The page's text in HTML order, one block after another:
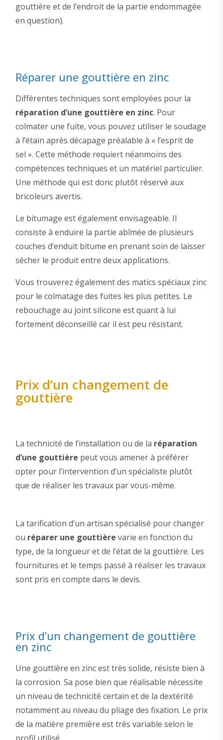
gouttière et de l’endroit de la partie endommagée
en question).
Réparer une gouttière en zinc
Différentes techniques sont employées pour la
réparation d’une gouttière en zinc. Pour
colmater une fuite, vous pouvez utiliser le soudage
à l’étain après décapage préalable à « l’esprit de
sel ». Cette méthode requiert néanmoins des
compétences techniques et un matériel particulier.
Une méthode qui est donc plutôt réservé aux
bricoleurs avertis.
Le bitumage est également envisageable. Il
consiste à enduire la partie abîmée de plusieurs
couches d’enduit bitume en prenant soin de laisser
sécher le produit entre deux applications.
Vous trouverez également des matics spéciaux zinc
pour le colmatage des fuites les plus petites. Le
rebouchage au joint silicone est quant à lui
fortement déconseillé car il est peu résistant.
Prix d’un changement de
gouttière
La technicité de l’installation ou de la réparation
d’une gouttière peut vous amener à préférer
opter pour l’intervention d’un spécialiste plutôt
que de réaliser les travaux par vous-même.
La tarification d’un artisan spécialisé pour changer
ou réparer une gouttière varie en fonction du
type, de la longueur et de l’état de la gouttière. Les
fournitures et le temps passé à réaliser les travaux
sont pris en compte dans le devis.
Prix d’un changement de gouttière
en zinc
Une gouttière en zinc est très solide, résiste bien à
la corrosion. Sa pose bien que réalisable nécessite
un niveau de technicité certain et de la dextérité
notamment au niveau du pliage des fixation. Le prix
de la matière première est très variable selon le